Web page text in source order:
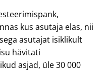
kus asutaja elas, nii
asutajat isiklikult
hävitati
asjad, üle 30 000